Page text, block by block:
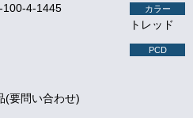
4-1445 カラー
トレッド
PCD
(要問い合わせ)